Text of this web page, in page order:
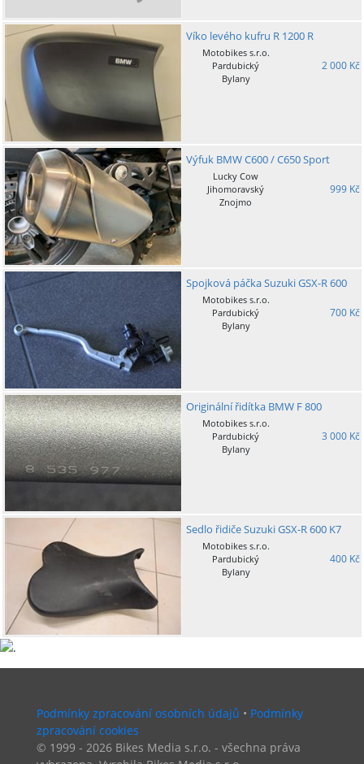
Víko levého kufru R 1200 R
Motobikes s.r.o.
Pardubický
Bylany
2 000 Kč
Výfuk BMW C600 / C650 Sport
Lucky Cow
Jihomoravský
Znojmo
999 Kč
Spojková páčka Suzuki GSX-R 600
Motobikes s.r.o.
Pardubický
Bylany
700 Kč
Originální řidítka BMW F 800
Motobikes s.r.o.
Pardubický
Bylany
3 000 Kč
Sedlo řidiče Suzuki GSX-R 600 K7
Motobikes s.r.o.
Pardubický
Bylany
400 Kč
Podmínky zpracování osobních údajů • Podmínky
zpracování cookies
© 1999 - 2026 Bikes Media s.r.o. - všechna práva